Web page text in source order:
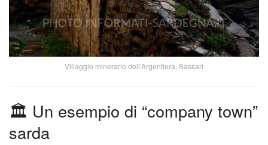
Villaggio minerario dell’Argentiera, Sassari
🏛️ Un esempio di “company town”
sarda